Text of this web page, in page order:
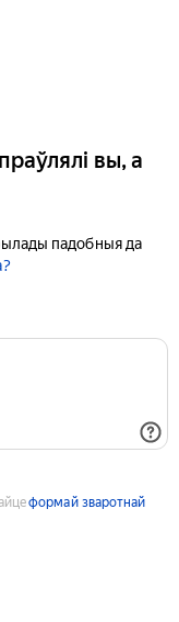
вы, а
падобныя да
формай зваротнай